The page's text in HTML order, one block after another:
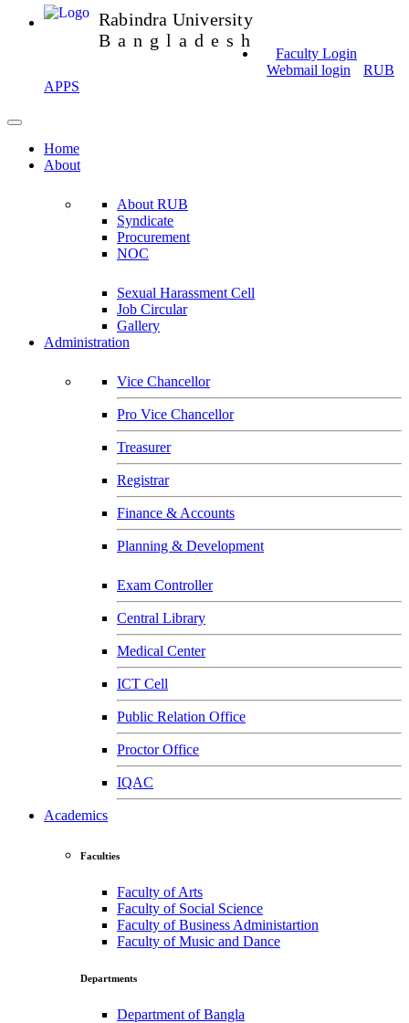
Rabindra University
Bangladesh
Faculty Login
Webmail login
RUB
APPS
Home
About
About RUB
Syndicate
Procurement
NOC
Sexual Harassment Cell
Job Circular
Gallery
Administration
Vice Chancellor
Pro Vice Chancellor
Treasurer
Registrar
Finance & Accounts
Planning & Development
Exam Controller
Central Library
Medical Center
ICT Cell
Public Relation Office
Proctor Office
IQAC
Academics
Faculties
Faculty of Arts
Faculty of Social Science
Faculty of Business Administartion
Faculty of Music and Dance
Departments
Department of Bangla